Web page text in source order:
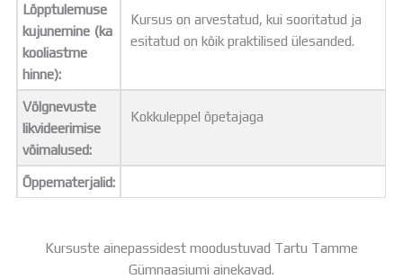
Lõpptulemuse
kujunemine (ka
kooliastme
hinne):
Kursus on arvestatud, kui sooritatud ja
esitatud on kõik praktilised ülesanded.
Võlgnevuste
likvideerimise
võimalused:
Kokkuleppel õpetajaga
Õppematerjalid:
Kursuste ainepassidest moodustuvad Tartu Tamme
Gümnaasiumi ainekavad.